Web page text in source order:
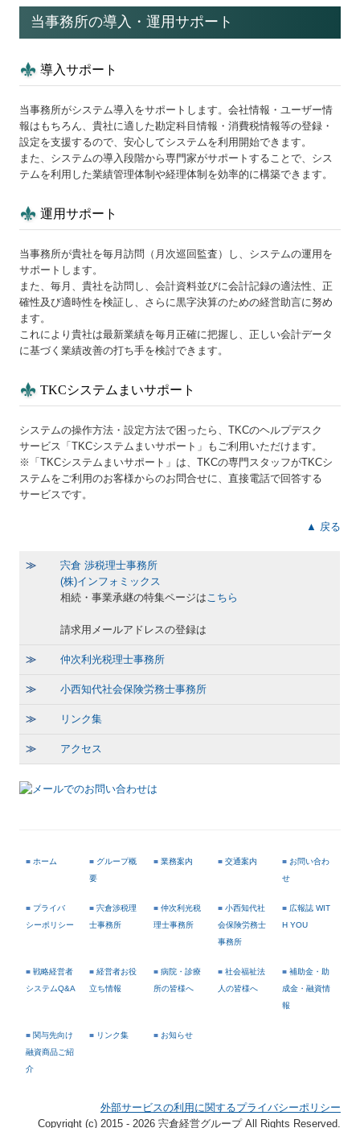
当事務所の導入・運用サポート
導入サポート
当事務所がシステム導入をサポートします。会社情報・ユーザー情
報はもちろん、貴社に適した勘定科目情報・消費税情報等の登録・
設定を支援するので、安心してシステムを利用開始できます。
また、システムの導入段階から専門家がサポートすることで、シス
テムを利用した業績管理体制や経理体制を効率的に構築できます。
運用サポート
当事務所が貴社を毎月訪問（月次巡回監査）し、システムの運用を
サポートします。
また、毎月、貴社を訪問し、会計資料並びに会計記録の適法性、正
確性及び適時性を検証し、さらに黒字決算のための経営助言に努め
ます。
これにより貴社は最新業績を毎月正確に把握し、正しい会計データ
に基づく業績改善の打ち手を検討できます。
TKCシステムまいサポート
システムの操作方法・設定方法で困ったら、TKCのヘルプデスク
サービス「TKCシステムまいサポート」もご利用いただけます。
※「TKCシステムまいサポート」は、TKCの専門スタッフがTKCシ
ステムをご利用のお客様からのお問合せに、直接電話で回答する
サービスです。
▲ 戻る
≫
宍倉 渉税理士事務所
(株)インフォミックス
相続・事業承継の特集ページはこちら
請求用メールアドレスの登録は
≫ 仲次利光税理士事務所
≫ 小西知代社会保険労務士事務所
≫ リンク集
≫ アクセス
■ ホーム ■ グループ概
要
■ 業務案内 ■ 交通案内 ■ お問い合わ
せ
■ プライバ
シーポリシー
■ 宍倉渉税理
士事務所
■ 仲次利光税
理士事務所
■ 小西知代社
会保険労務士
事務所
■ 広報誌 WIT
H YOU
■ 戦略経営者
システムQ&A
■ 経営者お役
立ち情報
■ 病院・診療
所の皆様へ
■ 社会福祉法
人の皆様へ
■ 補助金・助
成金・融資情
報
■ 関与先向け
融資商品ご紹
介
■ リンク集 ■ お知らせ
外部サービスの利用に関するプライバシーポリシー
Copyright (c) 2015 - 2026 宍倉経営グループ All Rights Reserved.